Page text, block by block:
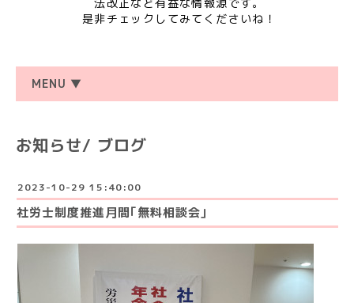
是非チェックしてみてくださいね！
MENU ▼
お知らせ/ ブログ
2023-10-29 15:40:00
社労士制度推進月間｢無料相談会｣